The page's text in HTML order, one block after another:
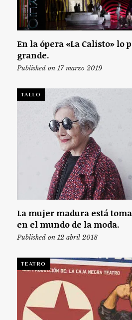
En la ópera «La Calisto» lo
grande.
Published on 17 marzo 2019
TALLO
La mujer madura está
en el mundo de la moda.
Published on 12 abril 2018
TEATRO